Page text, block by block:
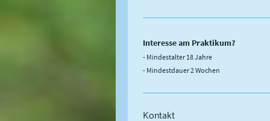
Interesse am Praktikum?
- Mindestalter 18 Jahre
- Mindestdauer 2 Wochen
Kontakt